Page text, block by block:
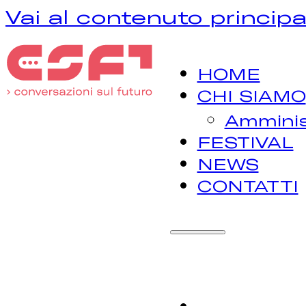
Vai al contenuto
HOME
CHI SIAMO
FESTIVAL
NEWS
CONTATTI